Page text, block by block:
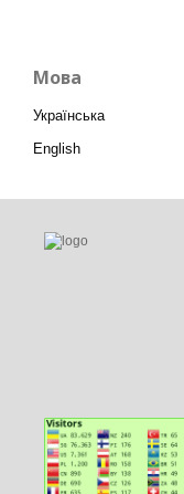
Мова
Українська
English